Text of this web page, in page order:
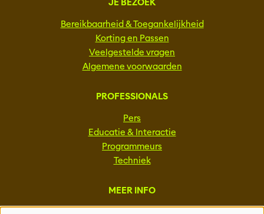
JE BEZOEK
Bereikbaarheid & Toegankelijkheid
Korting en Passen
Veelgestelde vragen
Algemene voorwaarden
PROFESSIONALS
Pers
Educatie & Interactie
Programmeurs
Techniek
MEER INFO